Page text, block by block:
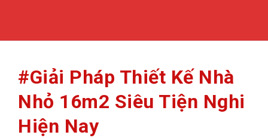
#Giải Pháp Thiết Kế Nhà
Nhỏ 16m2 Siêu Tiện Nghi
Hiện Nay